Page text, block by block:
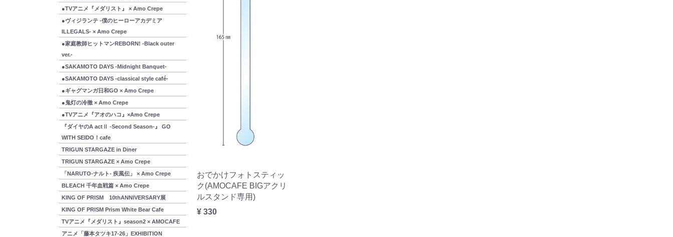
●TVアニメ『メダリスト』 × Amo Crepe
●ヴィジランテ -僕のヒーローアカデミア
ILLEGALS- × Amo Crepe
●家庭教師ヒットマンREBORN! -Black outer
ver.-
●SAKAMOTO DAYS -Midnight Banquet-
●SAKAMOTO DAYS -classical style café-
●ギャグマンガ日和GO × Amo Crepe
●鬼灯の冷徹 × Amo Crepe
●TVアニメ『アオのハコ』×Amo Crepe
『ダイヤのA actⅡ -Second Season-』 GO
WITH SEIDO！cafe
TRIGUN STARGAZE in Diner
TRIGUN STARGAZE × Amo Crepe
「NARUTO-ナルト- 疾風伝」 × Amo Crepe
BLEACH 千年血戦篇 × Amo Crepe
KING OF PRISM 10thANNIVERSARY展
KING OF PRISM Prism White Bear Cafe
TVアニメ『メダリスト』season2 × AMOCAFE
アニメ「藤本タツキ17-26」EXHIBITION
おでかけフォトスティッ
ク(AMOCAFE BIGアクリ
ルスタンド専用)
¥ 330